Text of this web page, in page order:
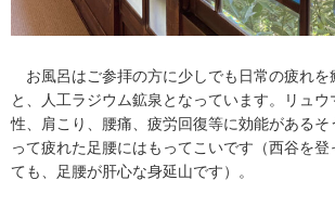
お風呂はご参拝の方に少しでも日常の疲れを
と、人工ラジウム鉱泉となっています。リュウ
性、肩こり、腰痛、疲労回復等に効能があるそ
って疲れた足腰にはもってこいです（西谷を登
ても、足腰が肝心な身延山です）。